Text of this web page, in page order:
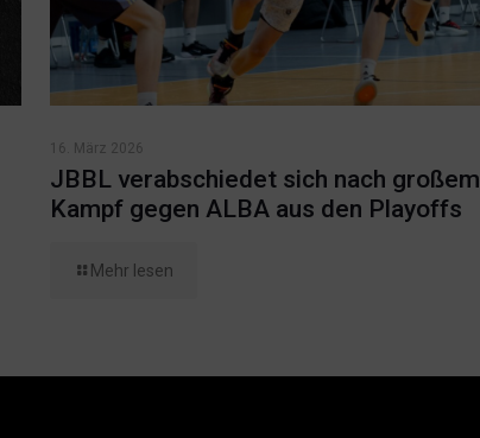
16. März 2026
JBBL verabschiedet sich nach großem
Kampf gegen ALBA aus den Playoffs
Mehr lesen